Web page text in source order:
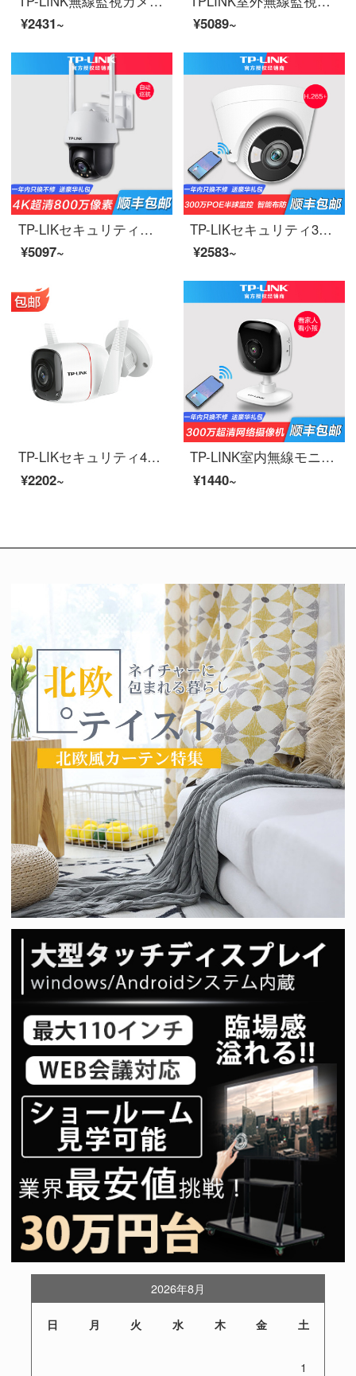
¥2431~
¥5089~
TP-LIKセキュリティ無線監視カメラ家庭用4 K超高精細フルカラーズームビデオヘッド室外無線ボール機クルーズ家庭屋外携帯電話遠隔監視神器【800万4 K画質】オートクルーズ電子ズームスマートフルカラー128 GB
¥5097~
TP-LIKセキュリティ300万PoE星光フルカラー警戒ライト級センサーはスピーカーTL-PC 435 HPA-A TL-PC 435 HPA-A 32 Gに接続できます。
¥2583~
TP-LIKセキュリティ400万高精細屋外無線監視カメラ家庭用防水防塵30 m赤外線夜間テレビwifi携帯電話遠隔監視カメラヘッド400万無線高清カメラ防水防塵32 GB
¥2202~
TP-LINK室内無線モニタカメラ400万高精細家庭用遠隔携帯電話tpセキュリティ高精細ペット客間ネットワークカメラ知能監視神器3 MP高精細カメラ300万カメラ留守番子供32 GB
¥1440~
2026年8月
日 月 火 水 木 金 土
1